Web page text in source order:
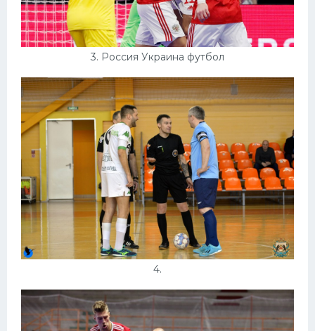
3. Россия Украина футбол
4.